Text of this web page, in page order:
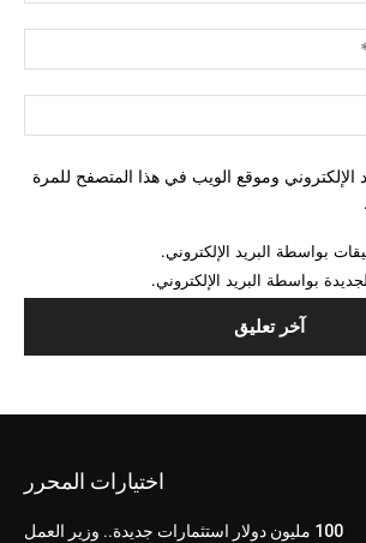
وموقع الويب في هذا المتصفح للمرة
بواسطة البريد الإلكتروني.
بواسطة البريد الإلكتروني.
اختيارات المحرر
100 مليون دولار استثمارات جديدة.. وزير العمل